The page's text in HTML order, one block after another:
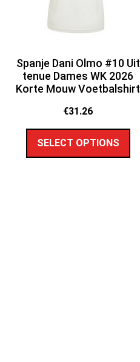
Spanje Dani Olmo #10 Uit
tenue Dames WK 2026
Korte Mouw Voetbalshirt
€31.26
SELECT OPTIONS